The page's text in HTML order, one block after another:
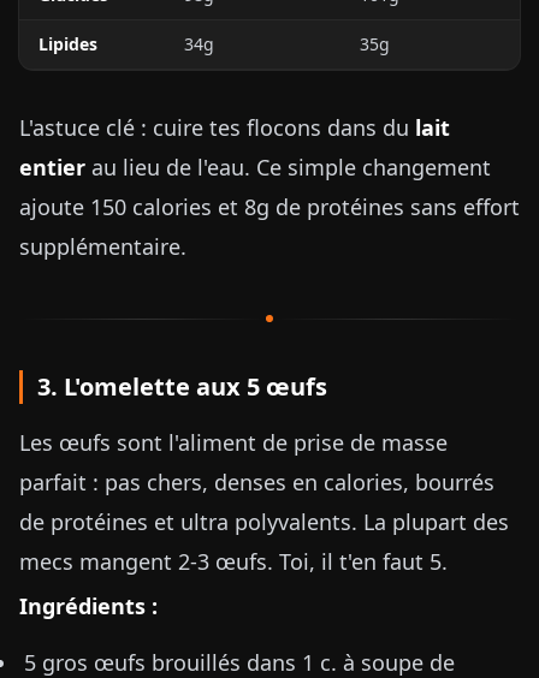
Lipides 34g 35g
L'astuce clé : cuire tes flocons dans du lait
entier au lieu de l'eau. Ce simple changement
ajoute 150 calories et 8g de protéines sans effort
supplémentaire.
3. L'omelette aux 5 œufs
Les œufs sont l'aliment de prise de masse
parfait : pas chers, denses en calories, bourrés
de protéines et ultra polyvalents. La plupart des
mecs mangent 2-3 œufs. Toi, il t'en faut 5.
Ingrédients :
5 gros œufs brouillés dans 1 c. à soupe de